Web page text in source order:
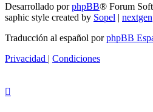
Desarrollado porphpBB® Forum
saphic style created by Sopel | nextgen
Traducción al español porphpBB
Privacidad | Condiciones